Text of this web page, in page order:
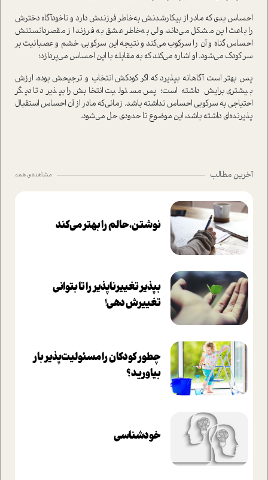
احساس بدی که مادر از بیکار‌شدنش به‌خاطر فرزندش دارد و ناخودآگاه دخترش
را باعث این مشکل می‌داند، ولی به‌خاطر عشق به فرزند از مقصر‌دانستنش
احساس گناه و آن را سرکوب می‌کند و نتیجه این سرکوبی، خشم و عصبانیت بر
سر کودک می‌شود. او اشاره می‌کند که به مقابله با این احساس می‌پردازد؛
پس بهتر است آگاهانه بپذیرد که اگر کودکش انتخاب و ترجیحش بوده، ارزش
بیشتری برایش داشته است؛ پس مسئولیت انتخابش را بپذیرد تا دیگر
احتیاجی به سرکوبی احساس نداشته باشد. زمانی‌که مادر از آن احساس استقبال
پذیرنده‌ای داشته باشد، این موضوع تا حدودی حل می‌شود.
آخرین مطالب مشاهده ی همه
نوشتن، حالم را بهتر می‌کند
بپذير تغييرناپذير را تا بتواني
تغييرش دهي!‏
چطور کودکان را مسئولیت‌پذیر بار
بیاورید؟
خودشناسی